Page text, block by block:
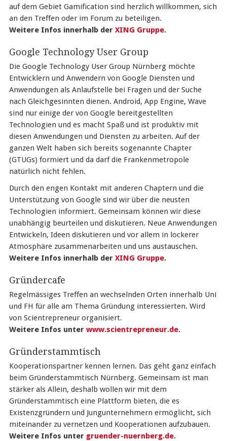
auf dem Gebiet Gamification sind herzlich willkommen, sich
an den Treffen oder im Forum zu beteiligen.
Weitere Infos innerhalb der XING Gruppe.
Google Technology User Group
Die Google Technology User Group Nürnberg möchte
Entwicklern und Anwendern von Google Diensten und
Anwendungen als Anlaufstelle bei Fragen und der Suche
nach Gleichgesinnten dienen. Android, App Engine, Wave
sind nur einige der von Google bereitgestellten
Technologien und es macht Spaß und ist produktiv mit
diesen Anwendungen und Diensten zu arbeiten. Auf der
ganzen Welt haben sich bereits sogenannte Chapter
(GTUGs) formiert und da darf die Frankenmetropole
natürlich nicht fehlen.
Durch den engen Kontakt mit anderen Chaptern und die
Unterstützung von Google sind wir über die neusten
Technologien informiert. Gemeinsam können wir diese
unabhängig beurteilen und diskutieren. Neue Anwendungen
Entwickeln, Ideen diskutieren und vor allem in lockerer
Atmosphäre zusammenarbeiten und uns austauschen.
Weitere Infos innerhalb der XING Gruppe.
Gründercafe
Regelmässiges Treffen an wechselnden Orten innerhalb Uni
und FH für alle am Thema Gründung interessierten. Wird
von Scientrepreneur organisiert.
Weitere Infos unter www.scientrepreneur.de.
Gründerstammtisch
Kooperationspartner kennen lernen. Das geht ganz einfach
beim Gründerstammtisch Nürnberg. Gemeinsam ist man
stärker als Allein, deshalb wollen wir mit dem
Gründerstammtisch eine Plattform bieten, die es
Existenzgründern und Jungunternehmern ermöglicht, sich
miteinander zu vernetzen und Kooperationen aufzubauen.
Weitere Infos unter gruender-nuernberg.de.